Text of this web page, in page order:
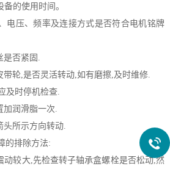
的使用时间。
压、频率及连接方式是否符合电机铭牌
否紧固.
轮,是否灵活转动,如有磨擦,及时维修.
及时停机检查.
润滑脂一次.
所示方向转动.
的排除方法:
较大,先检查转子轴承盒螺栓是否松动,然